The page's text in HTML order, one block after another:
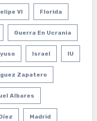
VI Florida
Guerra En Ucrania
Israel IU
Zapatero
Albares
Madrid